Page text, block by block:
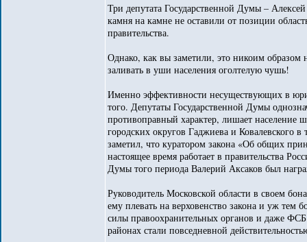
Три депутата Государственной Думы –
камня на камне не оставили от позиции
правительства.
Однако, как вы заметили, это никоим
заливать в уши населения оголтелую чушь!
Именно эффективности несуществующих в
того. Депутаты Государственной Думы
противоправный характер, лишает население
городских округов Гаджиева и Ковалевского
заметил, что куратором закона «Об общих
настоящее время работает в правительства
Думы того периода Валерий Аксаков был
Руководитель Московской области в своем
ему плевать на верховенство закона и уж
силы правоохранительных органов и даже
районах стали повседневной